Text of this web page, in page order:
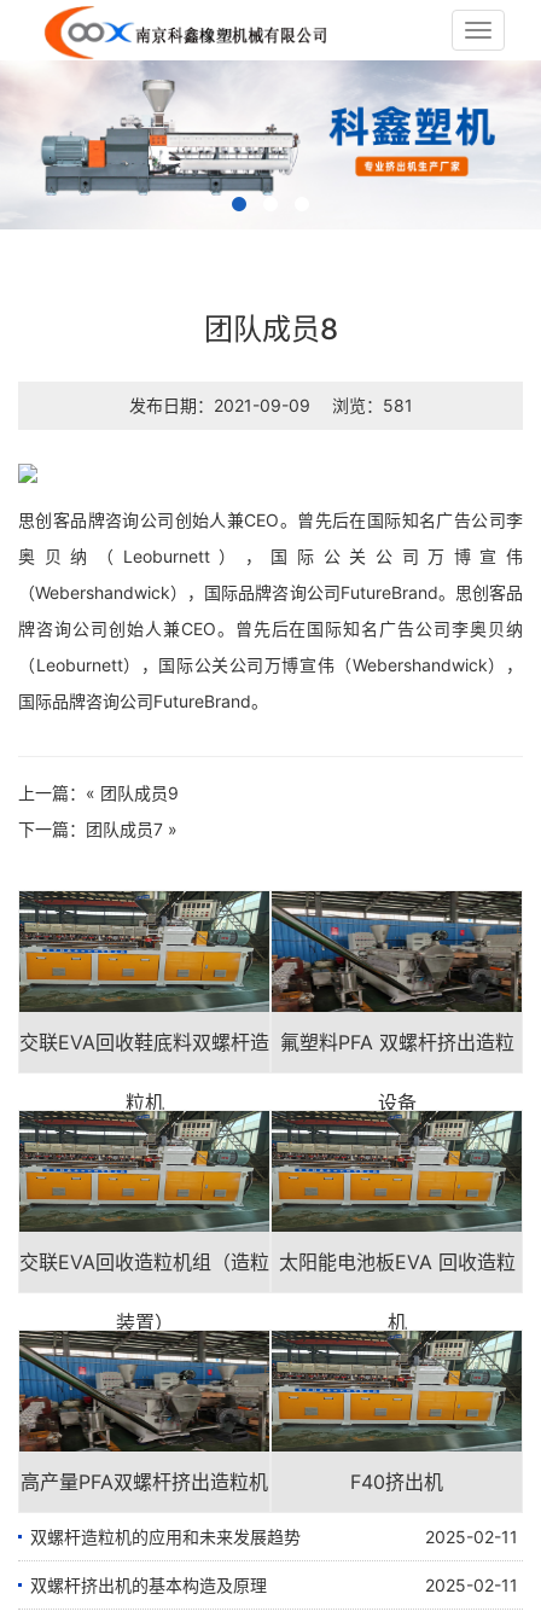
Toggle
团队成员8
发布日期：2021-09-09 浏览：581
思创客品牌咨询公司创始人兼CEO。曾先后在国际知名广告公司李
奥贝纳（Leoburnett），国际公关公司万博宣伟
（Webershandwick），国际品牌咨询公司FutureBrand。思创客品
牌咨询公司创始人兼CEO。曾先后在国际知名广告公司李奥贝纳
（Leoburnett），国际公关公司万博宣伟（Webershandwick），
国际品牌咨询公司FutureBrand。
上一篇：« 团队成员9
下一篇： 团队成员7 »
交联EVA回收鞋底料双螺杆造
粒机
氟塑料PFA 双螺杆挤出造粒
设备
交联EVA回收造粒机组（造粒
装置）
太阳能电池板EVA 回收造粒
机
高产量PFA双螺杆挤出造粒机 F40挤出机
双螺杆造粒机的应用和未来发展趋势 2025-02-11
双螺杆挤出机的基本构造及原理 2025-02-11